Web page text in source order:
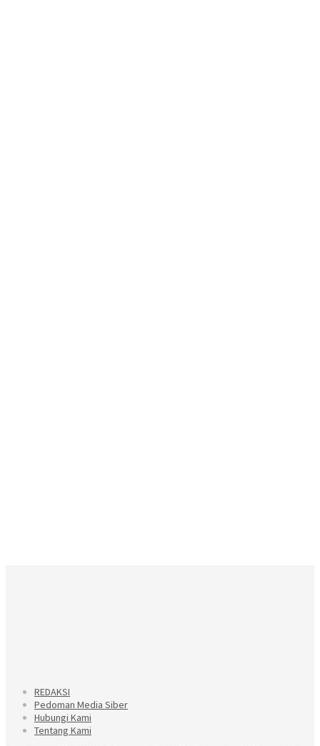
REDAKSI
Pedoman Media Siber
Hubungi Kami
Tentang Kami